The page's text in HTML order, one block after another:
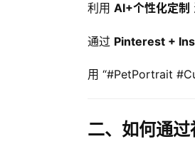
利用 AI+个性化定制
通过 Pinterest +
用 “#PetPortrait
二、如何通